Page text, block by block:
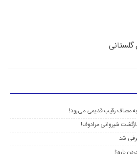
مصاف رقیب قدیمی می‌رود!
شیروانی مرادوف!
شد
باروز!